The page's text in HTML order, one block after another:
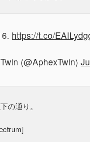
https://t.co/
(@AphexTwin)
の通り。